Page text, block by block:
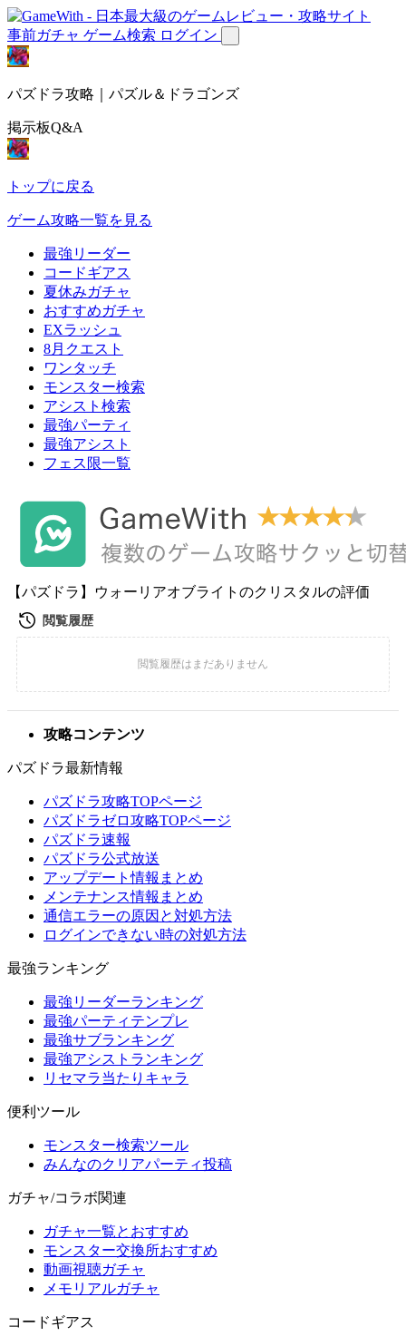
事前ガチャ ゲーム検索 ログイン
パズドラ攻略｜パズル＆ドラゴンズ
掲示板Q&A
トップに戻る
ゲーム攻略一覧を見る
最強リーダー
コードギアス
夏休みガチャ
おすすめガチャ
EXラッシュ
8月クエスト
ワンタッチ
モンスター検索
アシスト検索
最強パーティ
最強アシスト
フェス限一覧
【パズドラ】ウォーリアオブライトのクリスタルの評価
攻略コンテンツ
パズドラ最新情報
パズドラ攻略TOPページ
パズドラゼロ攻略TOPページ
パズドラ速報
パズドラ公式放送
アップデート情報まとめ
メンテナンス情報まとめ
通信エラーの原因と対処方法
ログインできない時の対処方法
最強ランキング
最強リーダーランキング
最強パーティテンプレ
最強サブランキング
最強アシストランキング
リセマラ当たりキャラ
便利ツール
モンスター検索ツール
みんなのクリアパーティ投稿
ガチャ/コラボ関連
ガチャ一覧とおすすめ
モンスター交換所おすすめ
動画視聴ガチャ
メモリアルガチャ
コードギアス